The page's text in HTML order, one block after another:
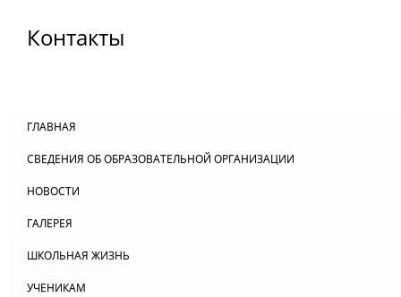
Контакты
ГЛАВНАЯ
СВЕДЕНИЯ ОБ ОБРАЗОВАТЕЛЬНОЙ ОРГАНИЗАЦИИ
НОВОСТИ
ГАЛЕРЕЯ
ШКОЛЬНАЯ ЖИЗНЬ
УЧЕНИКАМ